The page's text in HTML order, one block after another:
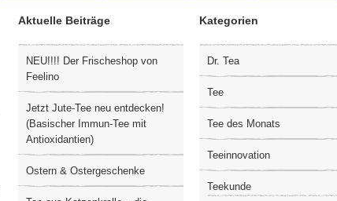
Aktuelle Beiträge
NEU!!!! Der Frischeshop von
Feelino
Jetzt Jute-Tee neu entdecken!
(Basischer Immun-Tee mit
Antioxidantien)
Ostern & Ostergeschenke
Kategorien
Dr. Tea
Tee
Tee des Monats
Teeinnovation
Teekunde